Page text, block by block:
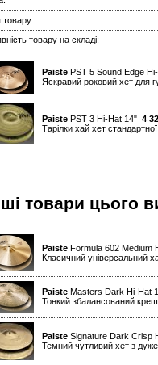
товару:
товару на складі:
Paiste PST 5 Sound Edge
Яскравий роковий хет для
Paiste PST 3 Hi-Hat 14" 4
Тарілки хай хет
товари цього
Paiste Formula 602 Medium
Класичний універсальний
Paiste Masters Dark Hi-Hat
Тонкий збалансований креш
Paiste Signature Dark Crisp
Темний чутливий хет з